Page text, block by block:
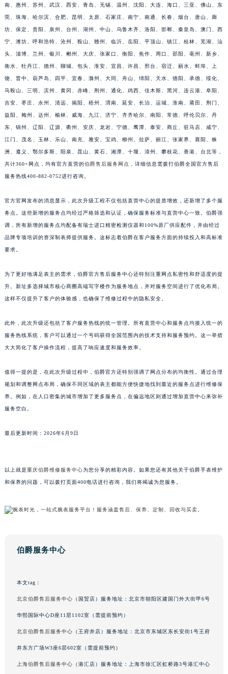
南、惠州、苏州、武汉、西安、青岛、无锡、温州、沈阳、大连、海口、三亚、佛山、东
莞、珠海、哈尔滨、合肥、昆明、太原、石家庄、南宁、南通、长春、烟台、唐山、廊
坊、保定、贵阳、泉州、台州、湖州、中山、乌鲁木齐、洛阳、邯郸、秦皇岛、澳门、西
宁、潍坊、呼和浩特、沧州、鞍山、赣州、临沂、岳阳、平顶山、镇江、桂林、芜湖、汕
头、淄博、兰州、银川、郴州、大庆、张家口、衡阳、焦作、周口、邵阳、亳州、新乡、
衡水、牡丹江、德州、聊城、包头、淮安、宜昌、许昌、邢台、宿迁、丽水、蚌埠、上
饶、晋中、葫芦岛、四平、宜春、滁州、大同、舟山、绵阳、天水、德阳、承德、绥化、
马鞍山、三明、滨州、黄冈、赤峰、荆州、通化、鸡西、佳木斯、黑河、连云港、阜阳、
吉安、枣庄、永州、清远、揭阳、梧州、渭南、延安、长治、运城、淮南、莆田、荆门、
益阳、梅州、达州、榆林、威海、九江、济宁、齐齐哈尔、南阳、常德、呼伦贝尔、丹
东、锦州、辽阳、辽源、衢州、安庆、龙岩、宁德、鹰潭、泰安、商丘、驻马店、咸宁、
江门、茂名、玉林、乐山、南充、雅安、宝鸡、柳州、拉萨、丽江、张家界、襄阳、株
洲、遵义、鄂尔多斯、阳泉、昆山、黄石、湘潭、十堰、漳州、攀枝花、香港、台北等，
共计360+网点，均有官方直营的伯爵售后服务网点 ，详细信息需拨打伯爵全国官方售后
服务热线400-882-0752进行咨询。
官方官网发布的消息显示，此次升级工程不仅包括直营中心的提质增效，还新增了多个服
务点。这些新增的服务点均经过严格筛选和认证，确保服务标准与直营中心一致。伯爵强
调，所有新增的服务点均配备有瑞士进口精密检测仪器和100%原厂供应配件，并由经过
品牌专项培训的资深制表师提供服务。这标志着伯爵在客户服务方面的持续投入和高标准
要求。
为了更好地满足表主的需求，伯爵官方售后服务中心还特别注重网点私密性和舒适度的提
升。新址多选择城市核心商圈高端写字楼作为服务地点，并对服务空间进行了优化布局。
这样不仅提升了客户的体验感，也确保了维修过程中的隐私安全。
此外，此次升级还包括了客户服务热线的统一管理。所有直营中心和服务点均接入统一的
服务热线系统，客户可以通过一个号码获得全国范围内的技术支持和服务预约。这一举措
大大简化了客户操作流程，提高了响应速度和服务效率。
值得一提的是，在此次升级过程中，伯爵官方还特别强调了网点分布的均衡性。通过合理
规划和调整网点布局，确保不同区域的表主都能方便快捷地找到最近的服务点进行维修保
养。例如，在人口密集的城市增加了更多服务点，在偏远地区则通过增加直营中心来弥补
服务空白。
最后更新时间：2026年6月9日
以上就是重庆伯爵维修服务中心为您分享的精彩内容。如果您还有其他关于伯爵手表维护
和保养的问题，可以拨打页面400电话进行咨询，我们将竭诚为您服务。
伯爵服务中心
本文tag：
北京伯爵售后服务中心 （国贸店）服务地址：北京市朝阳区建国门外大街甲6号
华熙国际中心D座11层1102室（需提前预约）
北京伯爵售后服务中心 （王府井店）服务地址：北京市东城区东长安街1号王府
井东方广场W3座6层602室（需提前预约）
上海伯爵售后服务中心 （港汇店）服务地址：上海市徐汇区虹桥路3号港汇中心